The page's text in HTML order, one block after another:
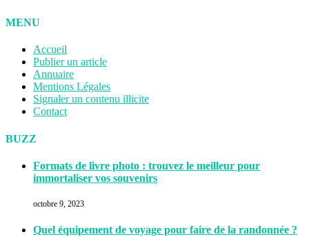
MENU
Accueil
Publier un article
Annuaire
Mentions Légales
Signaler un contenu illicite
Contact
BUZZ
Formats de livre photo : trouvez le meilleur pour
immortaliser vos souvenirs
octobre 9, 2023
Quel équipement de voyage pour faire de la randonnée ?